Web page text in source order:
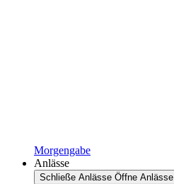
Morgengabe
Anlässe
Schließe Anlässe Öffne Anlässe